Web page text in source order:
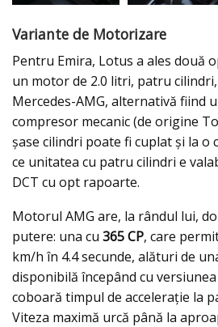
Variante de Motorizare
Pentru Emira, Lotus a ales două
un motor de 2.0 litri, patru
Mercedes-AMG, alternativă fiind
compresor mecanic (de origine
șase cilindri poate fi cuplat și la o
ce unitatea cu patru cilindri e
DCT cu opt rapoarte.
Motorul AMG are, la rândul lui,
putere: una cu 365 CP, care
km/h în 4.4 secunde, alături de
disponibilă începând cu
coboară timpul de accelerație la
Viteza maximă urcă până la